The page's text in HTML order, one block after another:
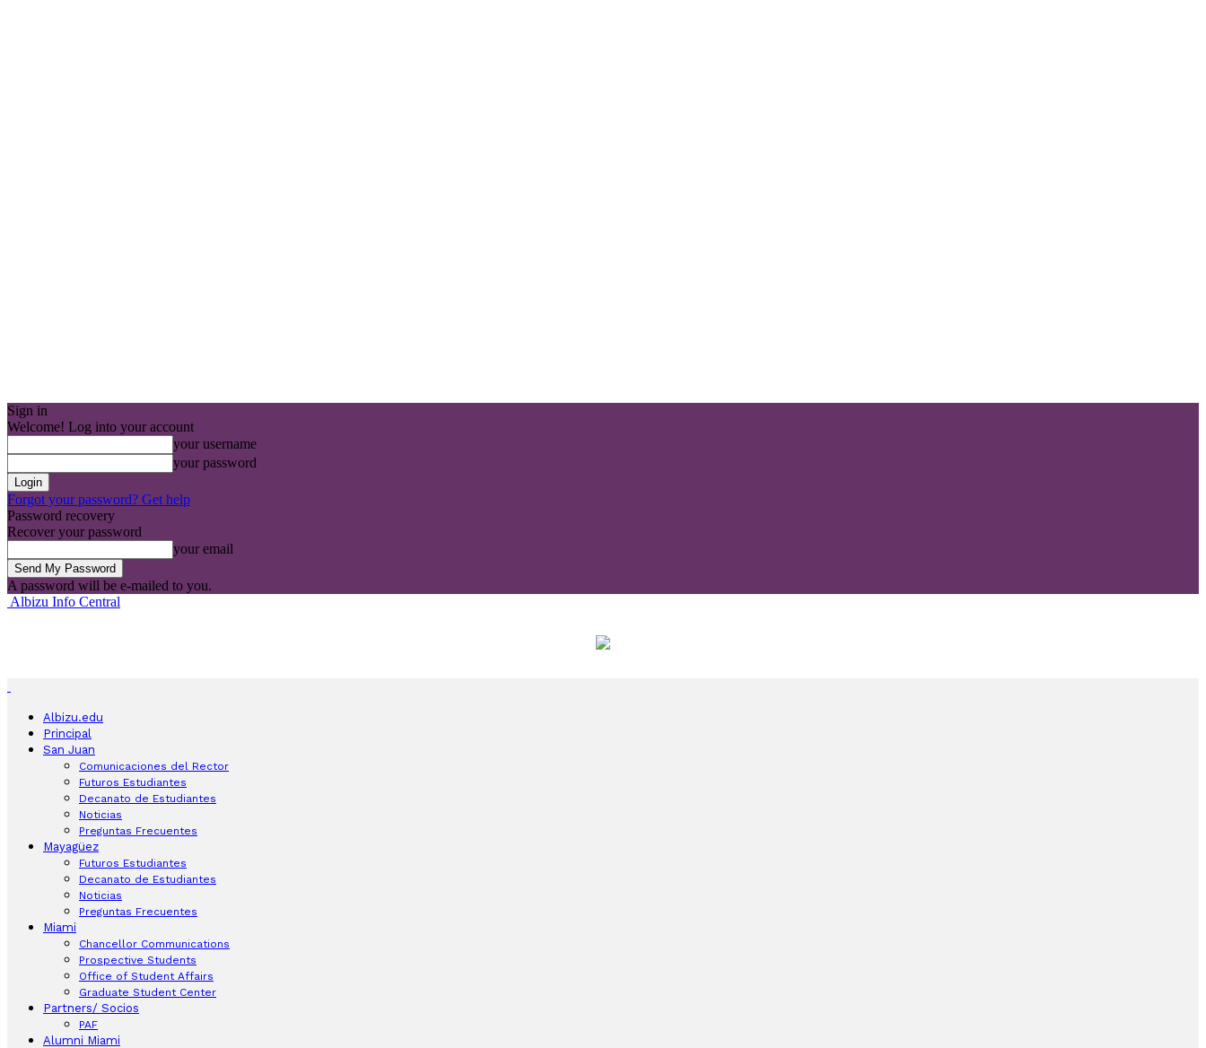
Sign in
Welcome! Log into your account
your username
your password
Forgot your password? Get help
Password recovery
Recover your password
your email
A password will be e-mailed to you.
Albizu Info Central
Albizu.edu
Principal
San Juan
Comunicaciones del Rector
Futuros Estudiantes
Decanato de Estudiantes
Noticias
Preguntas Frecuentes
Mayagüez
Futuros Estudiantes
Decanato de Estudiantes
Noticias
Preguntas Frecuentes
Miami
Chancellor Communications
Prospective Students
Office of Student Affairs
Graduate Student Center
Partners/ Socios
PAF
Alumni Miami